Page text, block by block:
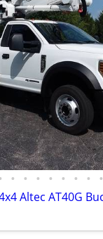
• • • • • • • •